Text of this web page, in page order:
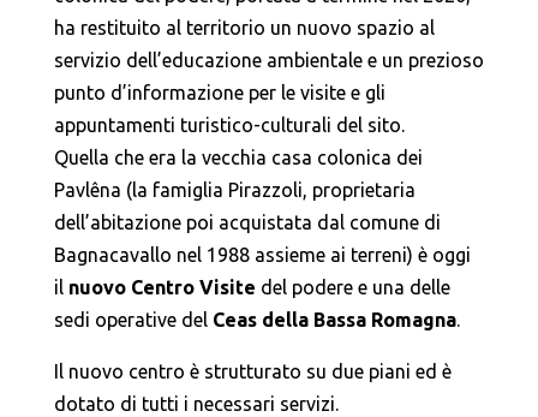
ha restituito al territorio un nuovo spazio al
servizio dell’educazione ambientale e un prezioso
punto d’informazione per le visite e gli
appuntamenti turistico-culturali del sito.
Quella che era la vecchia casa colonica dei
Pavlêna (la famiglia Pirazzoli, proprietaria
dell’abitazione poi acquistata dal comune di
Bagnacavallo nel 1988 assieme ai terreni) è oggi
il nuovo Centro Visite del podere e una delle
sedi operative del Ceas della Bassa Romagna.
Il nuovo centro è strutturato su due piani ed è
dotato di tutti i necessari servizi.